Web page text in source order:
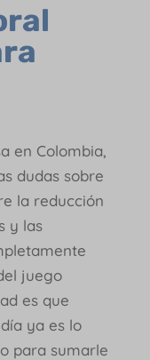
en Colombia,
dudas sobre
la reducción
y las
juego
es que
ya es lo
para sumarle